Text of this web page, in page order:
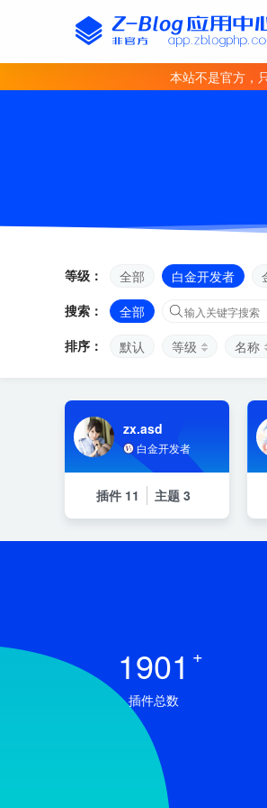
本站不是官方，
等级： 全部 白金开发者
搜索：
全部
排序：
默认 等级 名称
zx.asd
白金开发者
插件 11 主题 3
1901 +
插件总数